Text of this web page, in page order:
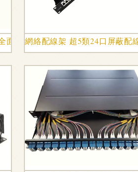
面指南網絡配線架 超5類24口屏蔽配